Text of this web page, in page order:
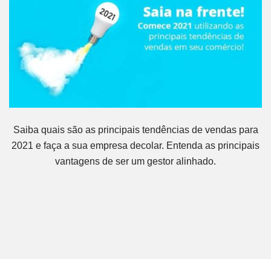
Saiba quais são as principais tendências de vendas para
2021 e faça a sua empresa decolar. Entenda as principais
vantagens de ser um gestor alinhado.